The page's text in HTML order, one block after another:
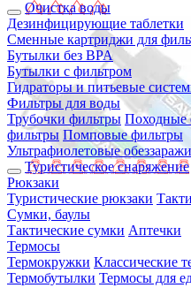
Очистка воды
Дезинфицирующие таблетки
Сменные картриджи для
Бутылки без BPA
Бутылки с фильтром
Гидраторы и питьевые
Фильтры для воды
Трубочки фильтры Походные
фильтры Помповые фильтры
Ультрафиолетовые
Туристическое снаряжение
Рюкзаки
Туристические рюкзаки
Сумки, баулы
Тактические сумки Аптечки
Термосы
Термокружки Классические
Термобутылки Термосы для